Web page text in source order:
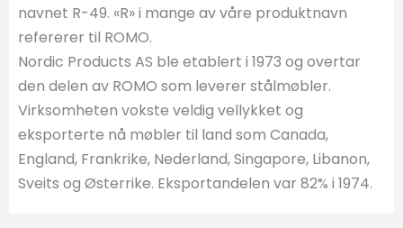
navnet R-49. «R» i mange av våre produktnavn
refererer til ROMO.
Nordic Products AS ble etablert i 1973 og overtar
den delen av ROMO som leverer stålmøbler.
Virksomheten vokste veldig vellykket og
eksporterte nå møbler til land som Canada,
England, Frankrike, Nederland, Singapore, Libanon,
Sveits og Østerrike. Eksportandelen var 82% i 1974.